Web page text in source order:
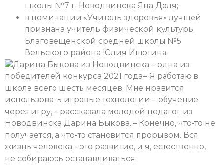
школы №7 г. Новодвинска Яна Доля;
в номинации «Учитель здоровья» лучшей
признана учитель физической культуры
Благовещенской средней школы №5
Вельского района Юлия Инютина.
Дарина Быкова из Новодвинска – одна из
победителей конкурса 2021 года– Я работаю в
школе всего шесть месяцев. Мне нравится
использовать игровые технологии – обучение
через игру, – рассказала молодой педагог из
Новодвинска Дарина Быкова. – Конечно, что-то не
получается, а что-то становится прорывом. Вся
жизнь человека – это развитие, и я, естественно,
не собираюсь останавливаться.